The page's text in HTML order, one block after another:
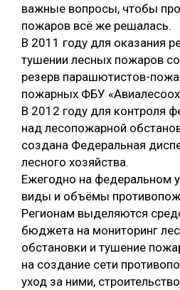
важные вопросы, чтобы
пожаров всё же решалась.
В 2011 году для оказания
тушении лесных пожаров
резерв парашютистов-
пожарных ФБУ
В 2012 году для контроля
над лесопожарной
создана Федеральная
лесного хозяйства.
Ежегодно на федеральном
виды и объёмы
Регионам выделяются
бюджета на мониторинг
обстановки и тушение
на создание сети
уход за ними,